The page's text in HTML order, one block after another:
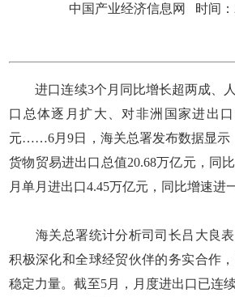
中国产业经济信息网 时间：
进口连续3个月同比增长超两成、人
口总体逐月扩大、对非洲国家进出
元……6月9日，海关总署发布数据显示
货物贸易进出口总值20.68万亿元，同
月单月进出口4.45万亿元，同比增速进
海关总署统计分析司司长吕大良表
积极深化和全球经贸伙伴的务实合作
稳定力量。截至5月，月度进出口已连